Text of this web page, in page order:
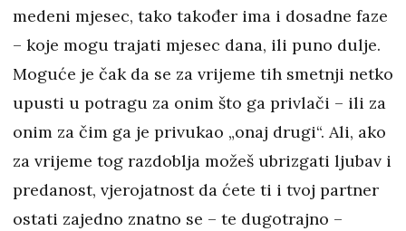
medeni mjesec, tako također ima i dosadne faze
– koje mogu trajati mjesec dana, ili puno dulje.
Moguće je čak da se za vrijeme tih smetnji netko
upusti u potragu za onim što ga privlači – ili za
onim za čim ga je privukao „onaj drugi“. Ali, ako
za vrijeme tog razdoblja možeš ubrizgati ljubav i
predanost, vjerojatnost da ćete ti i tvoj partner
ostati zajedno znatno se – te dugotrajno –